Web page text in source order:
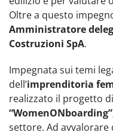
Oltre a questo
Amministratore
Costruzioni SpA.
Impegnata sui temi
dell’imprenditoria
realizzato il progetto
“WomenONboarding”
settore. Ad avvalorare